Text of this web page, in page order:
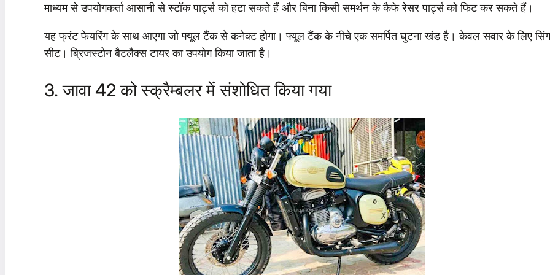
माध्यम से उपयोगकर्ता आसानी से स्टॉक पार्ट्स को हटा सकते हैं और बिना किसी समर्थन के कैफे रेसर पार्ट्स को फिट कर सकते हैं।
यह फ्रंट फेयरिंग के साथ आएगा जो फ्यूल टैंक से कनेक्ट होगा। फ्यूल टैंक के नीचे एक समर्पित घुटना खंड है। केवल सवार के लिए
सीट। ब्रिजस्टोन बैटलैक्स टायर का उपयोग किया जाता है।
3. जावा 42 को स्क्रैम्बलर में संशोधित किया गया